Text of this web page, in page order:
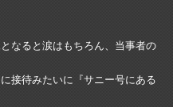
なると涙はもちろん、当事者の
接待みたいに『サニー号にある